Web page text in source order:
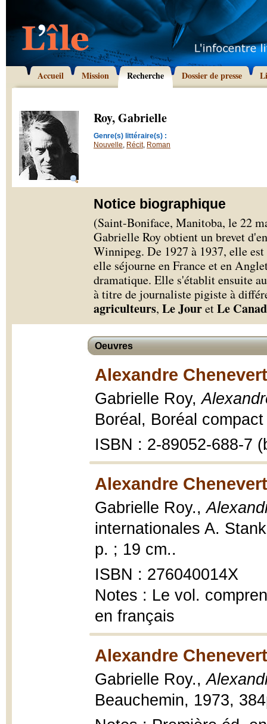
Accueil Mission Recherche Dossier de presse
Roy, Gabrielle
Genre(s) littéraire(s) :
Nouvelle, Récit, Roman
Notice biographique
(Saint-Boniface, Manitoba, le 22
Gabrielle Roy obtient un brevet
Winnipeg. De 1927 à 1937, elle
elle séjourne en France et en
dramatique. Elle s'établit ensuite
à titre de journaliste pigiste à
agriculteurs, Le JouretLe
Oeuvres
Alexandre
Gabrielle Roy,
Boréal, Boréal
ISBN : 2-89052-688-7
Alexandre
Gabrielle Roy.,
internationales A.
p. ; 19 cm..
ISBN : 276040014X
Notes : Le vol.
en français
Alexandre
Gabrielle Roy.,
Beauchemin, 1973,